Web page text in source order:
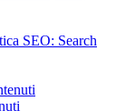
SEO: Search